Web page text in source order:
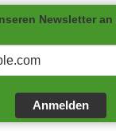
Newsletter
Anmelden